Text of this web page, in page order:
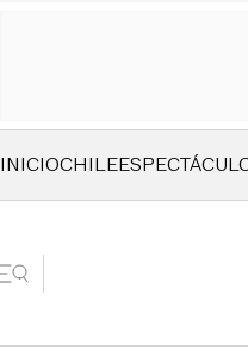
INICIOCHILE